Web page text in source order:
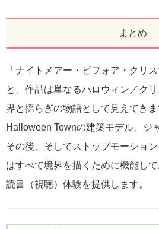
まとめ
「ナイトメアー・ビフォア・クリ
と、作品は単なるハロウィン／ク
界と揺らぎの物語として見えてきま
Halloween Townの建築モデル、ジ
その後、そしてストップモーショ
はすべて境界を描くために機能し
読書（視聴）体験を提供します。